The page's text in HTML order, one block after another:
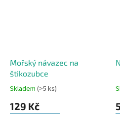
Mořský návazec na
štikozubce
Skladem (>5 ks)
129 Kč